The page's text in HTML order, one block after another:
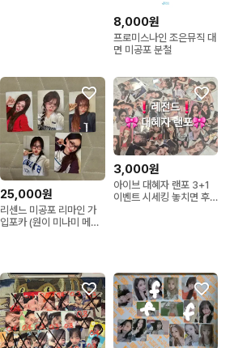
8,000원
프로미스나인 조은뮤직 대
면 미공포 분철
25,000원
리센느 미공포 리마인 가
입포카 (원이 미나미 메이
3,000원
아이브 대혜자 랜포 3+1
이벤트 시세킹 놓치면 후